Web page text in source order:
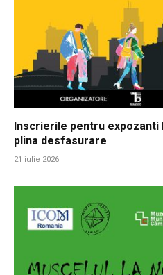
Inscrierile pentru expozanti
plina desfasurare
21 iulie 2026